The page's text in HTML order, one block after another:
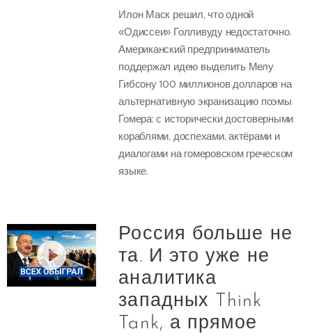
Илон Маск решил, что одной
«Одиссеи» Голливуду недостаточно.
Американский предприниматель
поддержал идею выделить Мелу
Гибсону 100 миллионов долларов на
альтернативную экранизацию поэмы
Гомера: с исторически достоверными
кораблями, доспехами, актёрами и
диалогами на гомеровском греческом
языке.
Россия больше не
та. И это уже не
аналитика
западных Think
Tank, а прямое